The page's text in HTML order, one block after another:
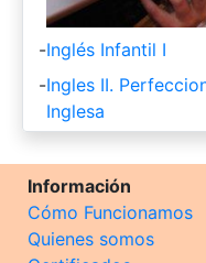
-Inglés Infantil I
-Ingles II.
Inglesa
Información
Cómo Funcionamos
Quienes somos